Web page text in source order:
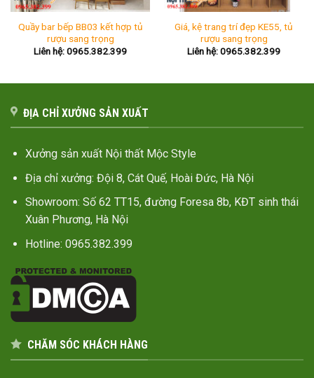
Quầy bar bếp BB03 kết hợp tủ
rượu sang trọng
Liên hệ: 0965.382.399
Giá, kệ trang trí đẹp KE55, tủ
rượu sang trọng
Liên hệ: 0965.382.399
ĐỊA CHỈ XƯỞNG SẢN XUẤT
Xưởng sản xuất Nội thất Mộc Style
Địa chỉ xưởng: Đội 8, Cát Quế, Hoài Đức, Hà Nội
Showroom: Số 62 TT15, đường Foresa 8b, KĐT sinh thái
Xuân Phương, Hà Nội
Hotline: 0965.382.399
CHĂM SÓC KHÁCH HÀNG